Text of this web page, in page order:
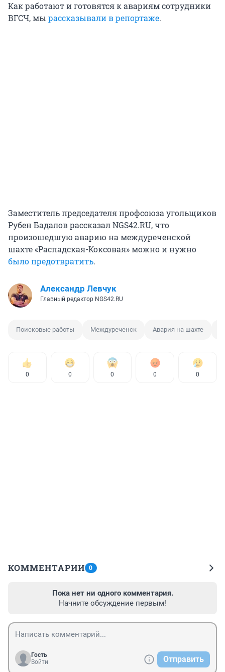
Как работают и готовятся к авариям сотрудники
ВГСЧ, мы рассказывали в репортаже.
Заместитель председателя профсоюза угольщиков
Рубен Бадалов рассказал NGS42.RU, что
произошедшую аварию на междуреченской
шахте «Распадская-Коксовая» можно и нужно
было предотвратить.
Александр Левчук
Главный редактор NGS42.RU
Поисковые работы Междуреченск Авария на шахте
0 0 0 0 0
КОММЕНТАРИИ 0
Пока нет ни одного комментария.
Начните обсуждение первым!
Гость
Войти
Отправить